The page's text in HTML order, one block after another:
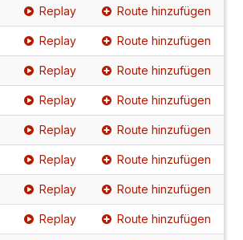
Replay Route hinzufügen
Replay Route hinzufügen
Replay Route hinzufügen
Replay Route hinzufügen
Replay Route hinzufügen
Replay Route hinzufügen
Replay Route hinzufügen
Replay Route hinzufügen